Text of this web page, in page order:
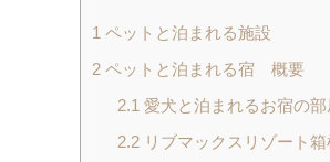
1 ペットと泊まれる施設
2 ペットと泊まれる宿 概要
2.1 愛犬と泊まれるお宿の部
2.2リブマックスリゾート